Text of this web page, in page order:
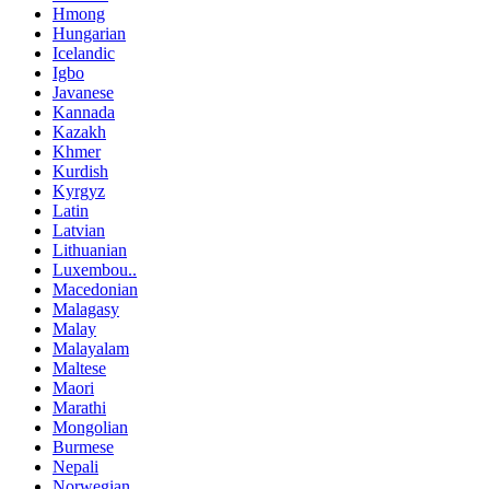
Hmong
Hungarian
Icelandic
Igbo
Javanese
Kannada
Kazakh
Khmer
Kurdish
Kyrgyz
Latin
Latvian
Lithuanian
Luxembou..
Macedonian
Malagasy
Malay
Malayalam
Maltese
Maori
Marathi
Mongolian
Burmese
Nepali